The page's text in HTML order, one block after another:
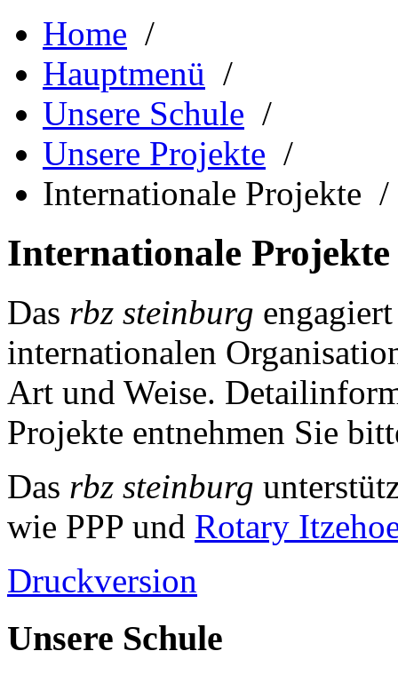
Home /
Hauptmenü /
Unsere Schule /
Unsere Projekte /
Internationale Projekte /
Internationale Projekte
Das rbz steinburg
internationalen
Art und Weise.
Projekte entnehmen Sie
Das rbz steinburg
wie PPP und Rotary
Druckversion
Unsere Schule